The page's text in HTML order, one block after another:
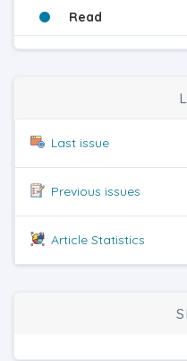
Read
Last issue
Previous issues
Article Statistics